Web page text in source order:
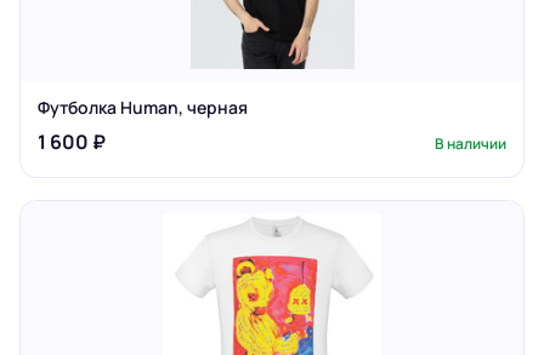
Футболка Human, черная
1 600 ₽ В наличии